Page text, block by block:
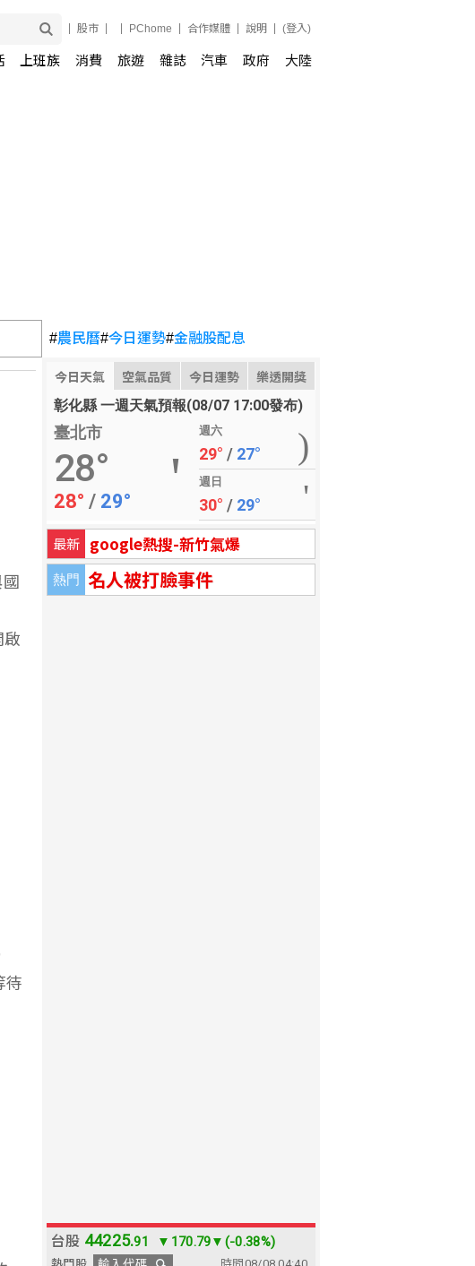
股市 PChome 合作媒體 說明 (登入)
上班族 消費 旅遊 雜誌 汽車 政府 大陸
#農民曆#今日運勢#金融股配息
今日天氣 空氣品質 今日運勢 樂透開獎
彰化縣 一週天氣預報(08/07 17:00發布)
臺北市
28°
28° / 29°
週六
29° / 27°
週日
30° / 29°
最新 google熱搜-新竹氣爆
熱門 名人被打臉事件
啟
待